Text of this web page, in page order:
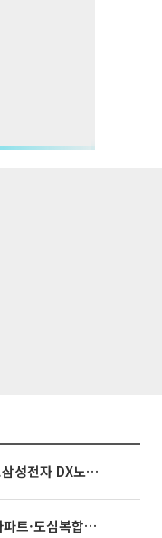
3445억 자사주 지급 마쳤는데...삼성전자 DX노조, 뒤늦은 '떼쓰기 집회'
영끌 '주택공급' 대책 임박⋯비아파트·도심복합까지 총동원